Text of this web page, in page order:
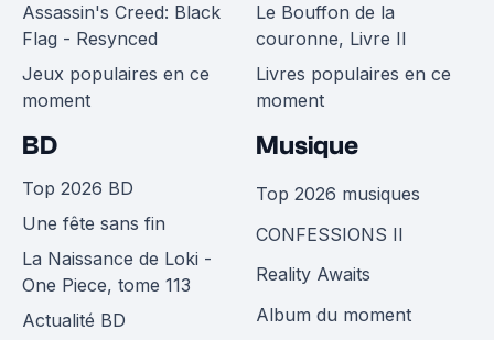
Assassin's Creed: Black
Flag - Resynced
Jeux populaires en ce
moment
Le Bouffon de la
couronne, Livre II
Livres populaires en ce
moment
BD
Top 2026 BD
Une fête sans fin
La Naissance de Loki -
One Piece, tome 113
Actualité BD
Musique
Top 2026 musiques
CONFESSIONS II
Reality Awaits
Album du moment